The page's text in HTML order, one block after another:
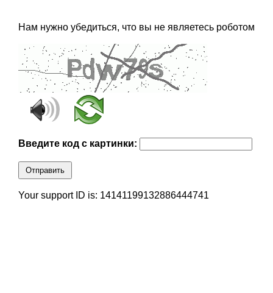
Нам нужно убедиться, что вы не являетесь роботом
Введите код с картинки:
Отправить
Your support ID is: 14141199132886444741